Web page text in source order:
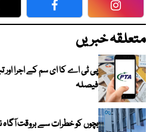
Facebook
متعلقہ خبریں
پی ٹی اے کا ای سم کے اجرا
فیصلہ